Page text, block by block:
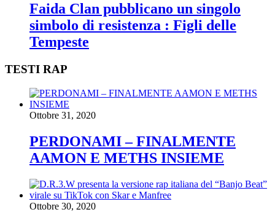
Faida Clan pubblicano un singolo
simbolo di resistenza : Figli delle
Tempeste
TESTI RAP
Ottobre 31, 2020
PERDONAMI – FINALMENTE
AAMON E METHS INSIEME
Ottobre 30, 2020